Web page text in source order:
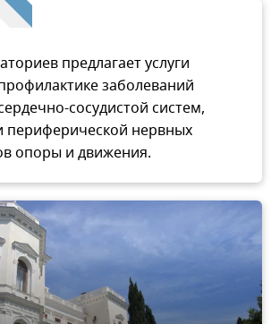
предлагает услуги
заболеваний
сосудистой систем,
периферической нервных
опоры и движения.